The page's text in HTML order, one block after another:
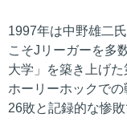
1997年は中野雄二
こそJリーガーを多
大学」を築き上げ
ホーリーホックで
26敗と記録的な惨